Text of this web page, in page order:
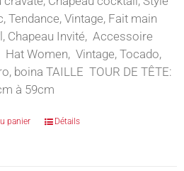
Tendance, Vintage, Fait main
Chapeau Invité, Accessoire
Women, Vintage, Tocado,
boina TAILLE TOUR DE TÊTE:
à 59cm
panier Détails